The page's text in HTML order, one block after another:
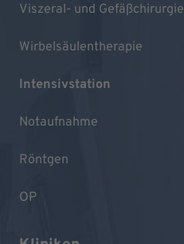
Viszeral- und Gefäßchirurgie
Wirbelsäulentherapie
Intensivstation
Notaufnahme
Röntgen
OP